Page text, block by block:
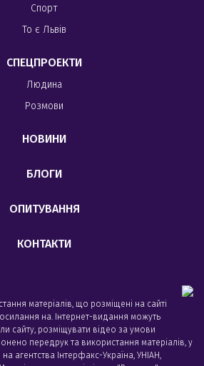
Спорт
То є Львів
СПЕЦПРОЕКТИ
Людина
Розмови
НОВИНИ
БЛОГИ
ОПИТУВАННЯ
КОНТАКТИ
матеріалів, що розміщені на сайті
на. Інтернет-видання можуть
сайту, розміщувати відео за умови
передрук та використання матеріалів, у
на агентства Iнтерфакс-Україна, УНIАН,